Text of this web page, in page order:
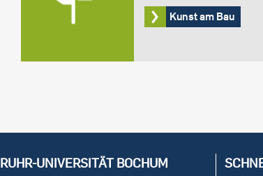
Kunst am Bau
RUHR-UNIVERSITÄT BOCHUM